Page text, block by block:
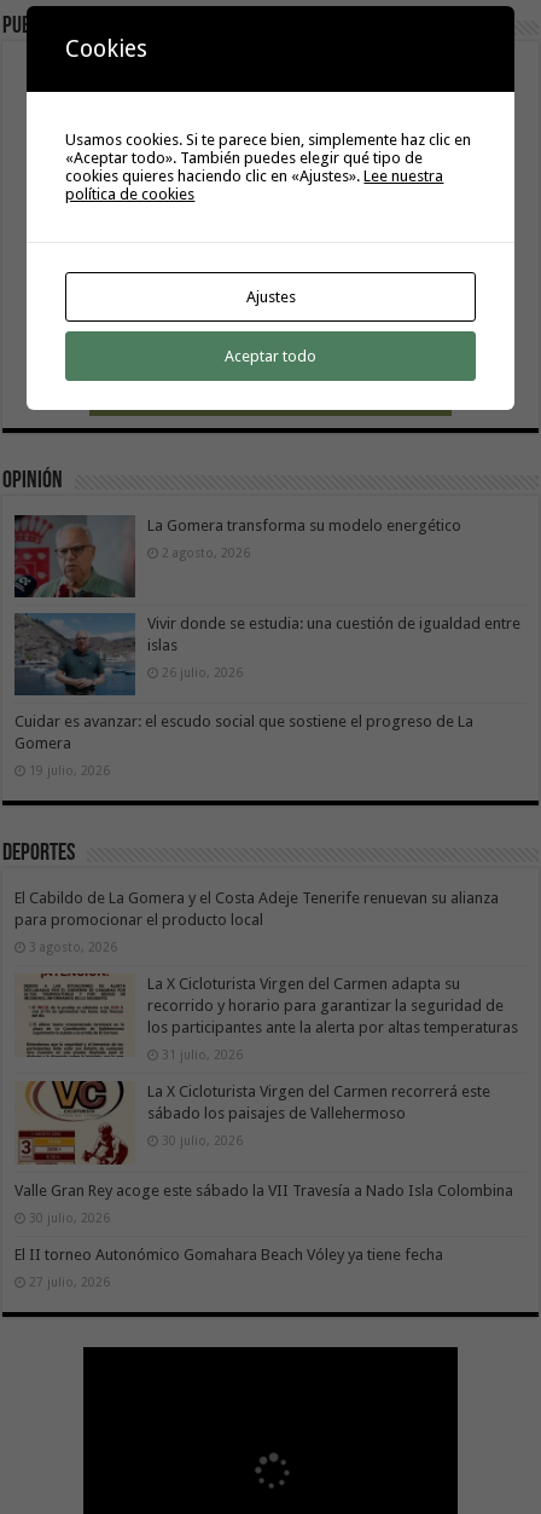
Publicidad
Opinión
La Gomera transforma su modelo energético
2 agosto, 2026
Vivir donde se estudia: una cuestión de igualdad entre
islas
26 julio, 2026
Cuidar es avanzar: el escudo social que sostiene el progreso de La
Gomera
19 julio, 2026
Deportes
El Cabildo de La Gomera y el Costa Adeje Tenerife renuevan su alianza
para promocionar el producto local
3 agosto, 2026
La X Cicloturista Virgen del Carmen adapta su
recorrido y horario para garantizar la seguridad de
los participantes ante la alerta por altas temperaturas
31 julio, 2026
La X Cicloturista Virgen del Carmen recorrerá este
sábado los paisajes de Vallehermoso
30 julio, 2026
Valle Gran Rey acoge este sábado la VII Travesía a Nado Isla Colombina
30 julio, 2026
El II torneo Autonómico Gomahara Beach Vóley ya tiene fecha
27 julio, 2026
Cookies
Usamos cookies. Si te parece bien, simplemente haz clic en
«Aceptar todo». También puedes elegir qué tipo de
cookies quieres haciendo clic en «Ajustes».Lee nuestra
política de cookies
Ajustes
Aceptar todo